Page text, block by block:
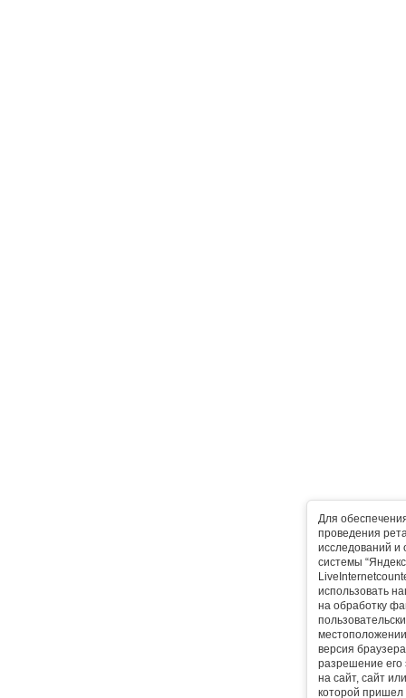
Для
проведения
исследований и
системы
использовать
на обработку
версия
разрешение его
на сайт, сайт
которой пришел